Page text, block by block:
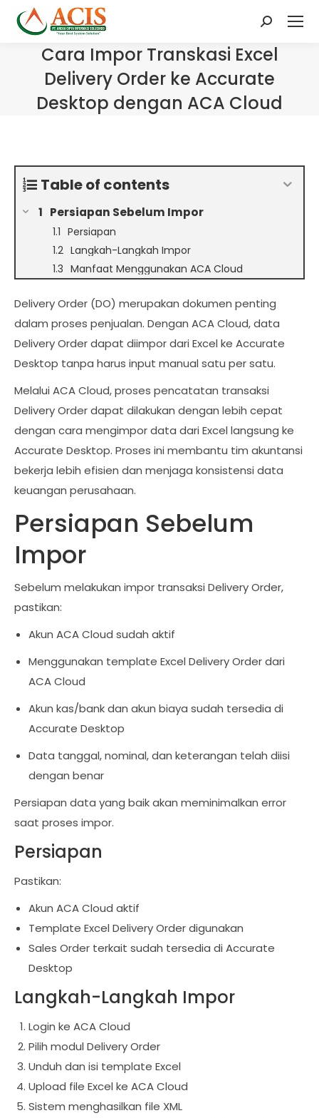
Search:
Cara Impor Transkasi Excel
Delivery Order ke Accurate
Desktop dengan ACA Cloud
Table of contents
Persiapan Sebelum Impor
Persiapan
Langkah-Langkah Impor
Manfaat Menggunakan ACA Cloud
Delivery Order (DO) merupakan dokumen penting
dalam proses penjualan. Dengan ACA Cloud, data
Delivery Order dapat diimpor dari Excel ke Accurate
Desktop tanpa harus input manual satu per satu.
Melalui ACA Cloud, proses pencatatan transaksi
Delivery Order dapat dilakukan dengan lebih cepat
dengan cara mengimpor data dari Excel langsung ke
Accurate Desktop. Proses ini membantu tim akuntansi
bekerja lebih efisien dan menjaga konsistensi data
keuangan perusahaan.
Persiapan Sebelum
Impor
Sebelum melakukan impor transaksi Delivery Order,
pastikan:
Akun ACA Cloud sudah aktif
Menggunakan template Excel Delivery Order dari
ACA Cloud
Akun kas/bank dan akun biaya sudah tersedia di
Accurate Desktop
Data tanggal, nominal, dan keterangan telah diisi
dengan benar
Persiapan data yang baik akan meminimalkan error
saat proses impor.
Persiapan
Pastikan:
Akun ACA Cloud aktif
Template Excel Delivery Order digunakan
Sales Order terkait sudah tersedia di Accurate
Desktop
Langkah-Langkah Impor
Login ke ACA Cloud
Pilih modul Delivery Order
Unduh dan isi template Excel
Upload file Excel ke ACA Cloud
Sistem menghasilkan file XML